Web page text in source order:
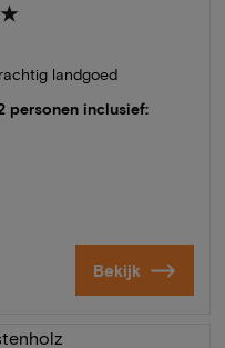
landgoed
personen inclusief:
Bekijk